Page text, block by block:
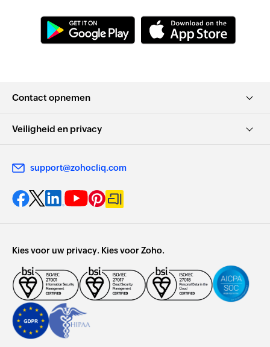
Contact opnemen
Veiligheid en privacy
support@zohocliq.com
Kies voor uw privacy. Kies voor Zoho.